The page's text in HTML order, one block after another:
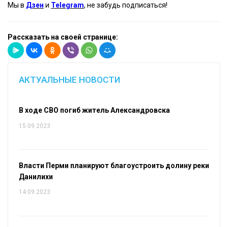
Мы в Дзен и Telegram, не забудь подписаться!
Рассказать на своей странице:
АКТУАЛЬНЫЕ НОВОСТИ
В ходе СВО погиб житель Александровска
15.09.2023
Власти Перми планируют благоустроить долину реки
Данилихи
14.09.2023